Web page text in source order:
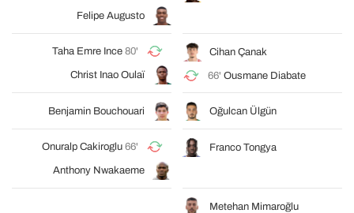
Felipe Augusto
Taha Emre Ince 80'
Christ Inao Oulaï
Cihan Çanak
66' Ousmane Diabate
Benjamin Bouchouari Oğulcan Ülgün
Onuralp Cakiroglu 66'
Anthony Nwakaeme
Franco Tongya
Metehan Mimaroğlu